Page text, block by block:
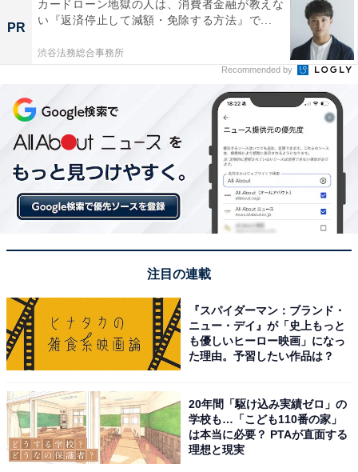
PR
カードローン地獄の人は、消費者金融が教えな
い『返済停止して減額・免除する方法』で...
渋谷法務総合事務所
Recommended by
注目の連載
『スパイダーマン：ブランド・
ニュー・デイ』が「史上もっと
も優しいヒーロー映画」になっ
た理由。予習したい作品は？
20年間「駆け込み実績ゼロ」の
学校も…「こども110番の家」
は本当に必要？ PTAが直面する
理想と現実